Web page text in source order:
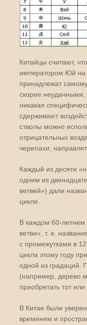
Китайцы считают,
императором Юй на
принадлежат
скорее
никакая
сдерживают
стволы можно
отрицательных
черепахи,
Каждый из десяти
одним из
ветвей») дали
цикле.
В каждом 60-летнем
ветви», т. е.
с промежутками в 12
цикла этому году
одной из градаций.
(например, дерево
приобретать тот или
В Китае были
временем и